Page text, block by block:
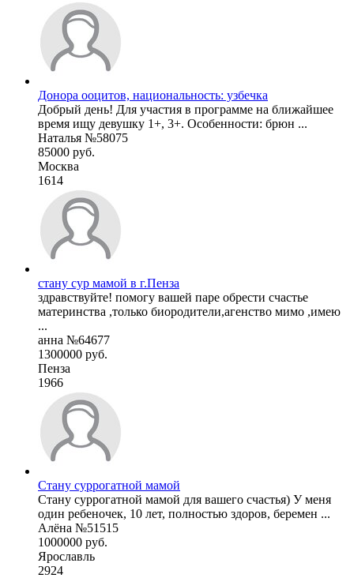
Донора ооцитов, национальность: узбечка
Добрый день! Для участия в программе на ближайшее
время ищу девушку 1+, 3+. Особенности: брюн ...
Наталья №58075
85000 руб.
Москва
1614
стану сур мамой в г.Пенза
здравствуйте! помогу вашей паре обрести счастье
материнства ,только биородители,агенство мимо ,имею
...
анна №64677
1300000 руб.
Пенза
1966
Стану суррогатной мамой
Стану суррогатной мамой для вашего счастья) У меня
один ребеночек, 10 лет, полностью здоров, беремен ...
Алёна №51515
1000000 руб.
Ярославль
2924